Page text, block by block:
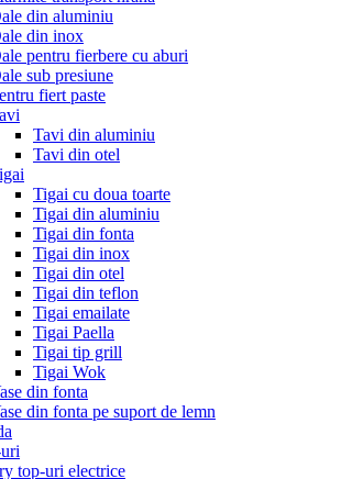
din aluminiu
din inox
pentru fierbere cu aburi
sub presiune
fiert paste
Tavi din aluminiu
Tavi din otel
Tigai cu doua toarte
Tigai din aluminiu
Tigai din fonta
Tigai din inox
Tigai din otel
Tigai din teflon
Tigai emailate
Tigai Paella
Tigai tip grill
Tigai Wok
din fonta
din fonta pe suport de lemn
top-uri electrice